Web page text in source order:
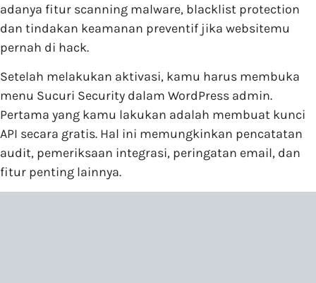
adanya fitur scanning malware, blacklist protection
dan tindakan keamanan preventif jika websitemu
pernah di hack.
Setelah melakukan aktivasi, kamu harus membuka
menu Sucuri Security dalam WordPress admin.
Pertama yang kamu lakukan adalah membuat kunci
API secara gratis. Hal ini memungkinkan pencatatan
audit, pemeriksaan integrasi, peringatan email, dan
fitur penting lainnya.